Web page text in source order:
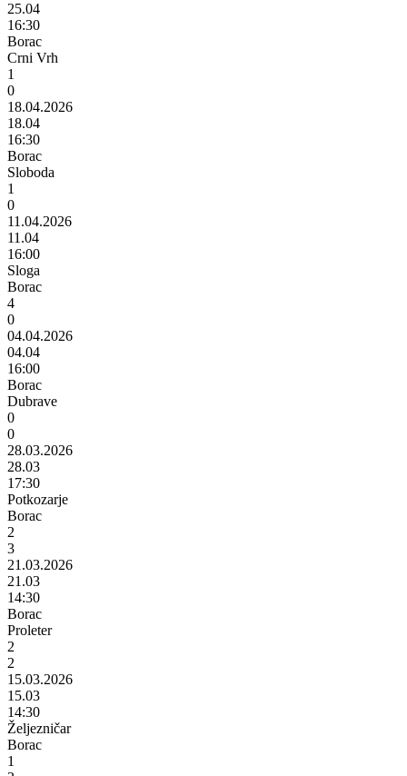
25.04
16:30
Borac
Crni Vrh
1
0
18.04.2026
18.04
16:30
Borac
Sloboda
1
0
11.04.2026
11.04
16:00
Sloga
Borac
4
0
04.04.2026
04.04
16:00
Borac
Dubrave
0
0
28.03.2026
28.03
17:30
Potkozarje
Borac
2
3
21.03.2026
21.03
14:30
Borac
Proleter
2
2
15.03.2026
15.03
14:30
Željezničar
Borac
1